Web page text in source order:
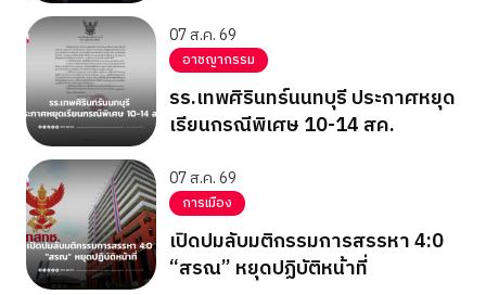
07 ส.ค. 69
อาชญากรรม
รร.เทพศิรินทร์นนทบุรี ประกาศหยุด
เรียนกรณีพิเศษ 10-14 สค.
07 ส.ค. 69
การเมือง
เปิดปมลับมติกรรมการสรรหา 4:0
“สรณ” หยุดปฏิบัติหน้าที่